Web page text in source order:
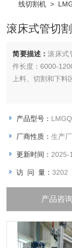
线切割机 >
滚床式管切
简要描述：滚床式
件长度：6000-
上料、切割和下料
产品型号：
厂商性质：生产
更新时间： 2025-
访 问 量：3202
产品咨询